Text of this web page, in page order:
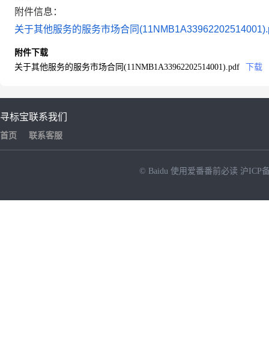
附件信息：
关于其他服务的服务市场合同
附件下载
关于其他服务的服务市场合同(11NMB1A33962202514001).pdf
下载
寻标宝
首页
联系我们
联系客服
© Baidu 使用爱番番前必读 沪ICP